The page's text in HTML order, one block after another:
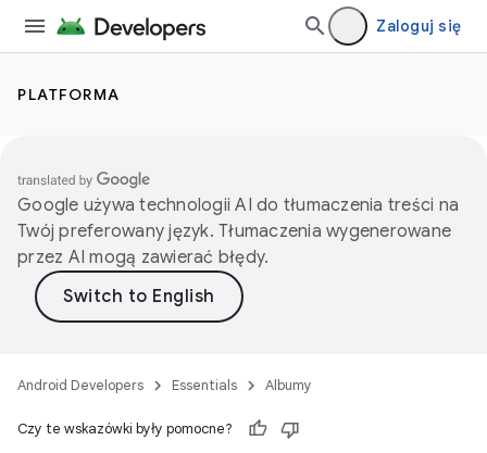
Zaloguj się
PLATFORMA
Google używa technologii AI do tłumaczenia treści na
Twój preferowany język. Tłumaczenia wygenerowane
przez AI mogą zawierać błędy.
Android Developers Essentials Albumy
Czy te wskazówki były pomocne?